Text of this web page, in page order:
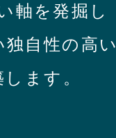
軸を発掘し
自性の高い
ます。